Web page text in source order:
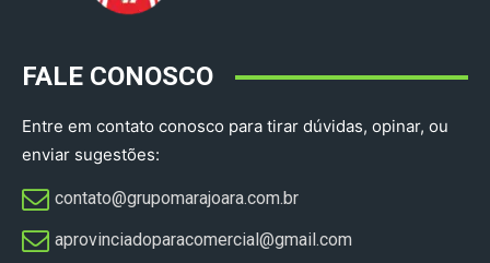
FALE CONOSCO
Entre em contato conosco para tirar dúvidas, opinar, ou
enviar sugestões:
contato@grupomarajoara.com.br
aprovinciadoparacomercial@gmail.com​